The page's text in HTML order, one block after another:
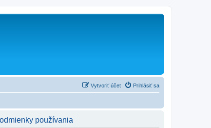
Prihlásiť sa
Vytvoriť účet
používania